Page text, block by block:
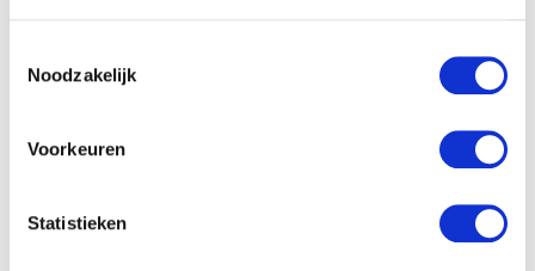
Noodzakelijk
Voorkeuren
Statistieken